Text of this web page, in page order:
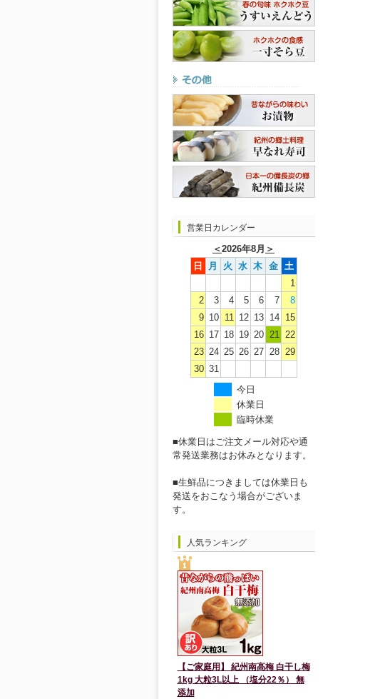
営業日カレンダー
＜2026年8月 ＞
日
月 火 水 木 金
土
1
2
3 4 5 6 7
8
9 10 11 12 13 14
15
16 17 18 19 20 21 22
23 24 25 26 27 28 29
30 31
今日
休業日
臨時休業
■休業日はご注文メール対応や通
常発送業務はお休みとなります。
■生鮮品につきましては休業日も
発送をおこなう場合がございま
す。
人気ランキング
【ご家庭用】 紀州南高梅 白干し梅
1kg 大粒3L以上 （塩分22％） 無
添加